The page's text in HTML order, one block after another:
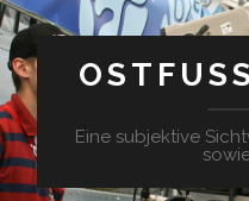
Eine subjektive